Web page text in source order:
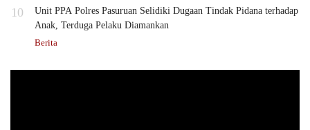
10
Unit PPA Polres Pasuruan Selidiki Dugaan Tindak Pidana terhadap
Anak, Terduga Pelaku Diamankan
Berita